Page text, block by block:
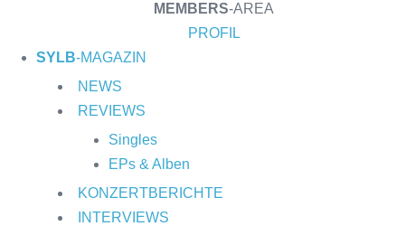
neuem Album „Rise Of Independence“
Necrotic Woods, Vendul und Altruist am
MEMBERS-AREA
PROFIL
SYLB-MAGAZIN
NEWS
REVIEWS
Singles
EPs & Alben
KONZERTBERICHTE
INTERVIEWS